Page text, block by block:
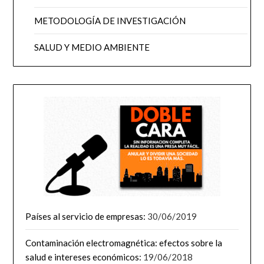
METODOLOGÍA DE INVESTIGACIÓN
SALUD Y MEDIO AMBIENTE
Países al servicio de empresas: 30/06/2019
Contaminación electromagnética: efectos sobre la
salud e intereses económicos: 19/06/2018